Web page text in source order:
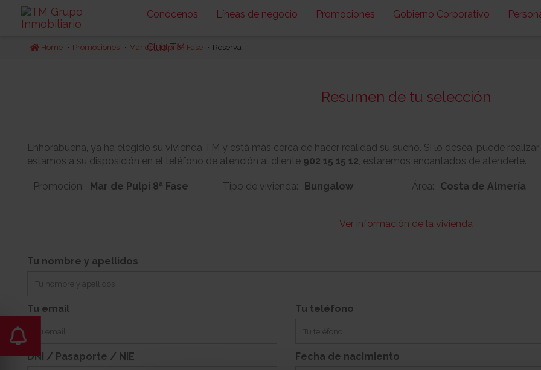
Conócenos Líneas de negocio Promociones Gobierno Corporativo
Club TM
Home Promociones Mar de Pulpí 8ª Fase Reserva
Resumen de tu selección
Enhorabuena, ya ha elegido su vivienda TM y está más cerca de hacer realidad su sueño. Si lo desea, puede
estamos a su disposición en el teléfono de atención al cliente 902 15 15 12, estaremos encantados de atenderle.
Promoción: Mar de Pulpí 8ª Fase Tipo de vivienda: Bungalow Área: Costa de Almería
Ver información de la vivienda
7
Jardin: 23m2
Tu nombre y apellidos
Tu email Tu teléfono
DNI / Pasaporte / NIE Fecha de nacimiento